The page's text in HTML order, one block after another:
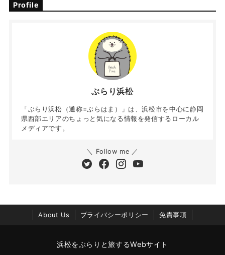
Profile
ぶらり浜松
「ぶらり浜松（通称=ぶらはま）」は、浜松市を中心に静岡
県西部エリアのちょっと気になる情報を発信するローカル
メディアです。
＼ Follow me ／
About Us プライバシーポリシー 免責事項
浜松をぶらりと旅するWebサイト